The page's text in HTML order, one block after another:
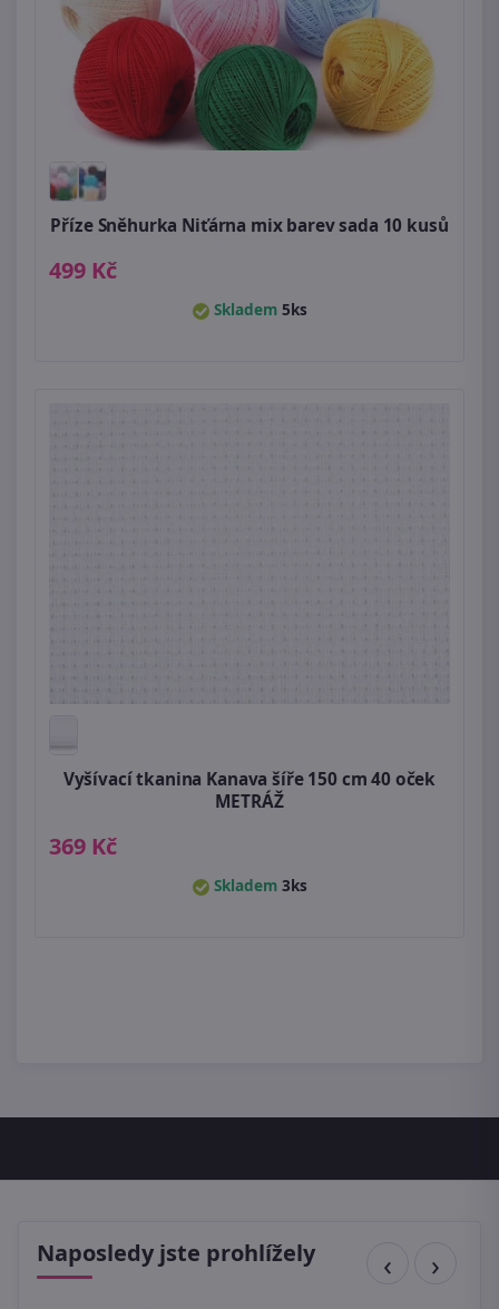
Příze Sněhurka Niťárna mix barev sada 10 kusů
499 Kč
Skladem 5ks
Vyšívací tkanina Kanava šíře 150 cm 40 oček
METRÁŽ
369 Kč
Skladem 3ks
Naposledy jste prohlížely